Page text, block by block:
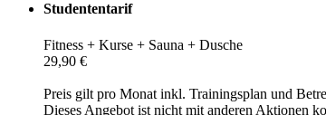
Studententarif
Fitness + Kurse + Sauna + Dusche
29,90 €
Preis gilt pro Monat inkl. Trainingsplan und
Dieses Angebot ist nicht mit anderen Aktionen